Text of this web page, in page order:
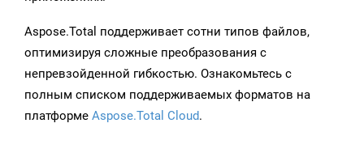
Aspose.Total поддерживает сотни типов файлов,
оптимизируя сложные преобразования с
непревзойденной гибкостью. Ознакомьтесь с
полным списком поддерживаемых форматов на
платформе Aspose.Total Cloud.